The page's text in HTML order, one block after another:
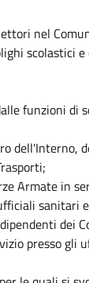
nel
scolastici
funzioni di
dell'Interno,
Armate in
sanitari
dei
presso gli